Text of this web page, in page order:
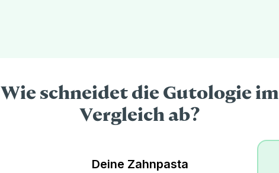
Wie schneidet die Gutologie im
Vergleich ab?
Deine Zahnpasta